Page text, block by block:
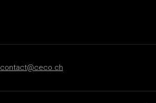
contact@ceco.ch